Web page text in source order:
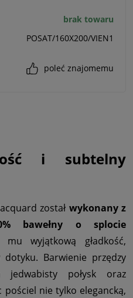
brak towaru
POSAT/160X200/VIEN1
poleć znajomemu
i subtelny
został wykonany z
bawełny o splocie
wyjątkową gładkość,
Barwienie przędzy
jedwabisty połysk oraz
nie tylko elegancką,